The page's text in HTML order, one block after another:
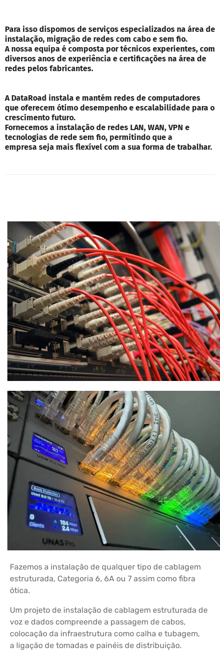
Para isso dispomos de serviços especializados na área de
instalação, migração de redes com cabo e sem fio.
A nossa equipa é composta por técnicos experientes, com
diversos anos de experiência e certificações na área de
redes pelos fabricantes.
A DataRoad instala e mantém redes de computadores
que oferecem ótimo desempenho e escalabilidade para o
crescimento futuro.
Fornecemos a instalação de redes LAN, WAN, VPN e
tecnologias de rede sem fio, permitindo que a
empresa seja mais flexível com a sua forma de trabalhar.
Fazemos a instalação de qualquer tipo de cablagem
estruturada, Categoria 6, 6A ou 7 assim como fibra
ótica.
Um projeto de instalação de cablagem estruturada de
voz e dados compreende a passagem de cabos,
colocação da infraestrutura como calha e tubagem,
a ligação de tomadas e painéis de distribuição.